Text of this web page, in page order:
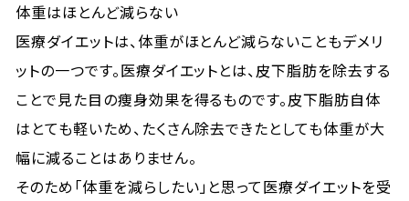
体重はほとんど減らない
医療ダイエットは、体重がほとんど減らないこともデメリ
ットの一つです。医療ダイエットとは、皮下脂肪を除去する
ことで見た目の痩身効果を得るものです。皮下脂肪自体
はとても軽いため、たくさん除去できたとしても体重が大
幅に減ることはありません。
そのため「体重を減らしたい」と思って医療ダイエットを受